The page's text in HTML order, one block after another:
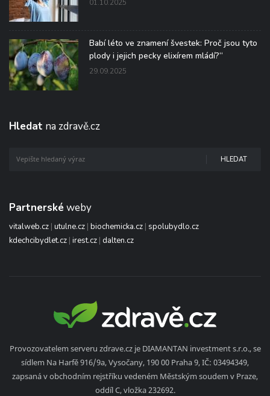
01.10.2025
Babí léto ve znamení švestek: Proč jsou tyto
plody i jejich pecky elixírem mládí?“
29.09.2025
Hledat na zdravě.cz
HLEDAT
Partnerské weby
vitalweb.cz | utulne.cz | biochemicka.cz | spolubydlo.cz
kdechcibydlet.cz | irest.cz | dalten.cz
Provozovatelem serveru zdrave.cz je DIAMANTAN investment s.r.o., se
sídlem Na Harfě 916/9a, Vysočany, 190 00 Praha 9, IČ: 03494349,
zapsaná v obchodním rejstříku vedeném Městským soudem v Praze,
oddíl C, vložka 232692.